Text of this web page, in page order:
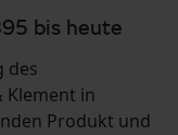
bis heute
des
Klement in
Produkt und